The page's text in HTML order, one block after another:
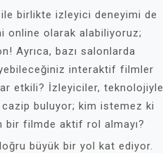
birlikte izleyici deneyimi de
online olarak alabiliyoruz;
Ayrıca, bazı salonlarda
interaktif filmler
etkili? İzleyiciler, teknolojiyle
buluyor; kim istemez ki
bir filmde aktif rol almayı?
büyük bir yol kat ediyor.